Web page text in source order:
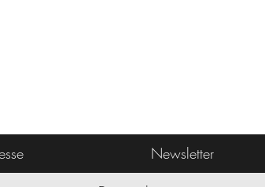
Newsletter